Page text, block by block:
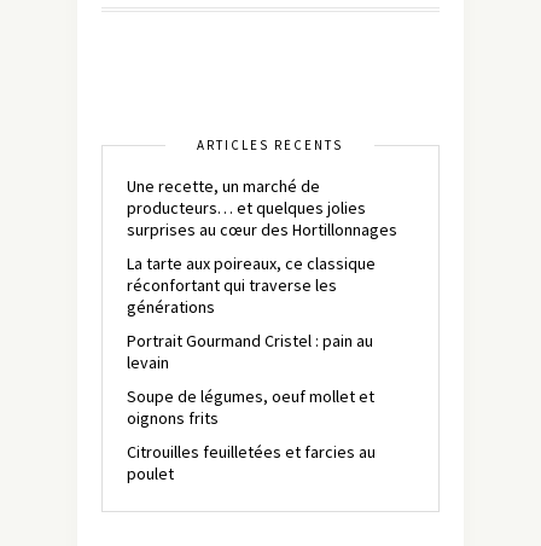
ARTICLES RÉCENTS
Une recette, un marché de
producteurs… et quelques jolies
surprises au cœur des Hortillonnages
La tarte aux poireaux, ce classique
réconfortant qui traverse les
générations
Portrait Gourmand Cristel : pain au
levain
Soupe de légumes, oeuf mollet et
oignons frits
Citrouilles feuilletées et farcies au
poulet